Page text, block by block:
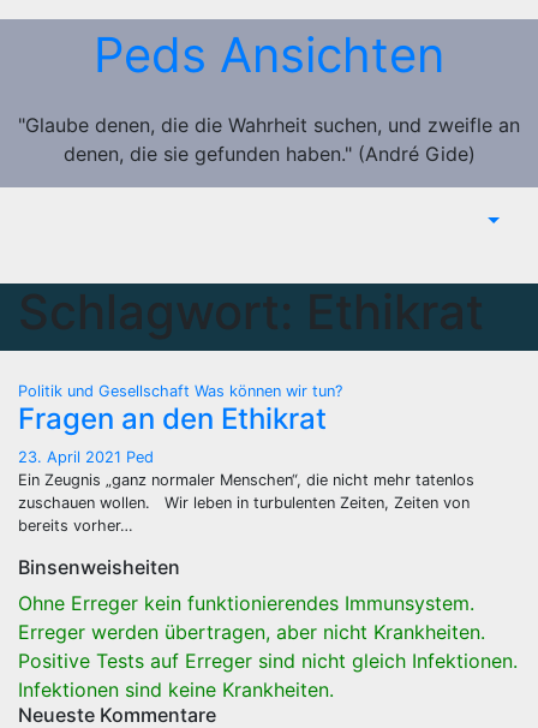
Zum
Peds Ansichten
"Glaube denen, die die Wahrheit suchen, und zweifle an
denen, die sie gefunden haben." (André Gide)
Schlagwort: Ethikrat
Politik und Gesellschaft Was können wir tun?
Fragen an den Ethikrat
23. April 2021 Ped
Ein Zeugnis „ganz normaler Menschen“, die nicht mehr tatenlos
zuschauen wollen. Wir leben in turbulenten Zeiten, Zeiten von
bereits vorher…
Binsenweisheiten
Ohne Erreger kein funktionierendes Immunsystem.
Erreger werden übertragen, aber nicht Krankheiten.
Positive Tests auf Erreger sind nicht gleich Infektionen.
Infektionen sind keine Krankheiten.
Neueste Kommentare